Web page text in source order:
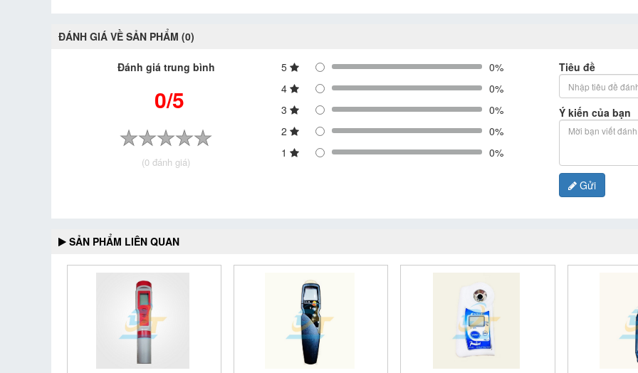
ĐÁNH GIÁ VỀ SẢN PHẨM (0)
Đánh giá trung bình
0/5
(0 đánh giá)
5
0%
4
0%
3
0%
2
0%
1
0%
Tiêu đề
Ý kiến của bạn
Gửi
SẢN PHẨM LIÊN QUAN